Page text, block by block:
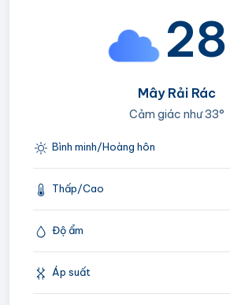
Mây Rải Rác
Cảm giác như33°
Bình minh/Hoàng hôn
Thấp/Cao
Độ ẩm
Áp suất